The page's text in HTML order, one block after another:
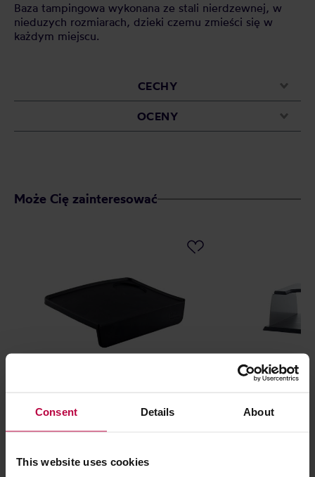
Consent Details About
This website uses cookies
Baza tampingowa wykonana ze stali nierdzewnej, w
nieduzych rozmiarach, dzieki czemu zmieści się w
każdym miejscu.
CECHY
OCENY
Może Cię zainteresować